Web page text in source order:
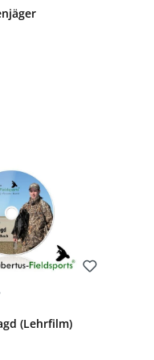
Preis:
(Lehrfilm)